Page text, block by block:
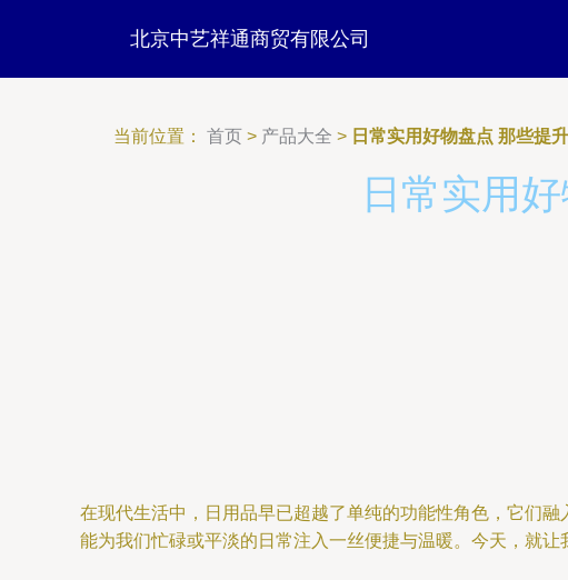
北京中艺祥通商贸有限公司
当前位置： 首页 > 产品大全 > 日常实用好物盘点 那些提
日常实用
在现代生活中，日用品早已超越了单纯的功能性角色，它们
能为我们忙碌或平淡的日常注入一丝便捷与温暖。今天，就